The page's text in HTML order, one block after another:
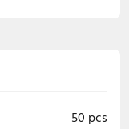
50 pcs